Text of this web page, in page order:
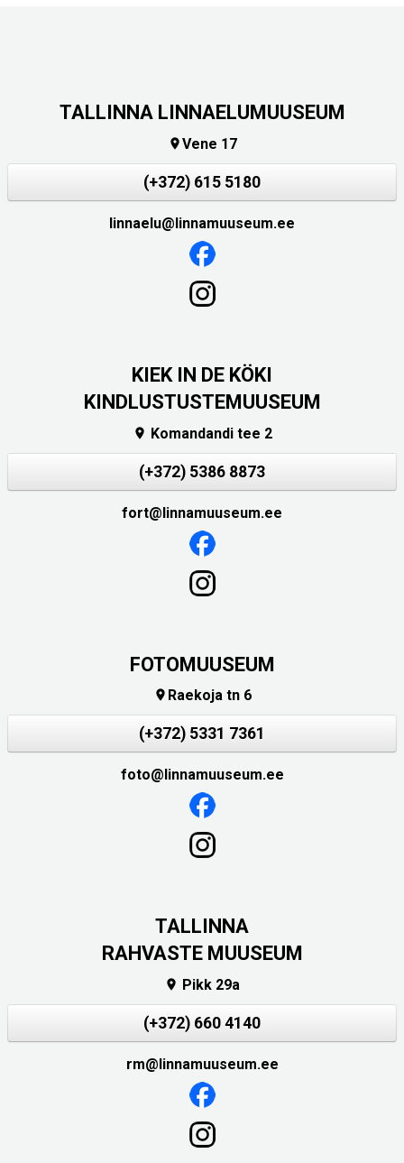
TALLINNA LINNAELUMUUSEUM
Vene 17
(+372) 615 5180
linnaelu@linnamuuseum.ee
KIEK IN DE KÖKI
KINDLUSTUSTEMUUSEUM
 Komandandi tee 2
(+372) 5386 8873
fort@linnamuuseum.ee
FOTOMUUSEUM
 Raekoja tn 6
(+372) 5331 7361
foto@linnamuuseum.ee
TALLINNA
RAHVASTE MUUSEUM
 Pikk 29a
(+372) 660 4140
rm@linnamuuseum.ee